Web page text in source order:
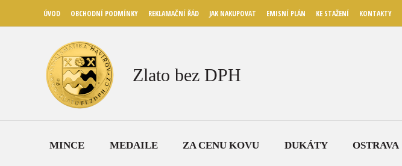
ÚVOD OBCHODNÍ PODMÍNKY REKLAMAČNÍ ŘÁD JAK NAKUPOVAT EMISNÍ PLÁN KE STAŽENÍ KONTAKTY
Zlato bez DPH
MINCE MEDAILE ZA CENU KOVU DUKÁTY OSTRAVA